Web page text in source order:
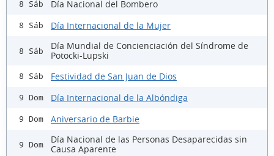
8 Sáb Día Nacional del Bombero
8 Sáb Día Internacional de la Mujer
8 Sáb
Día Mundial de Concienciación del Síndrome de
Potocki-Lupski
8 Sáb Festividad de San Juan de Dios
9 Dom Día Internacional de la Albóndiga
9 Dom Aniversario de Barbie
9 Dom
Día Nacional de las Personas Desaparecidas sin
Causa Aparente